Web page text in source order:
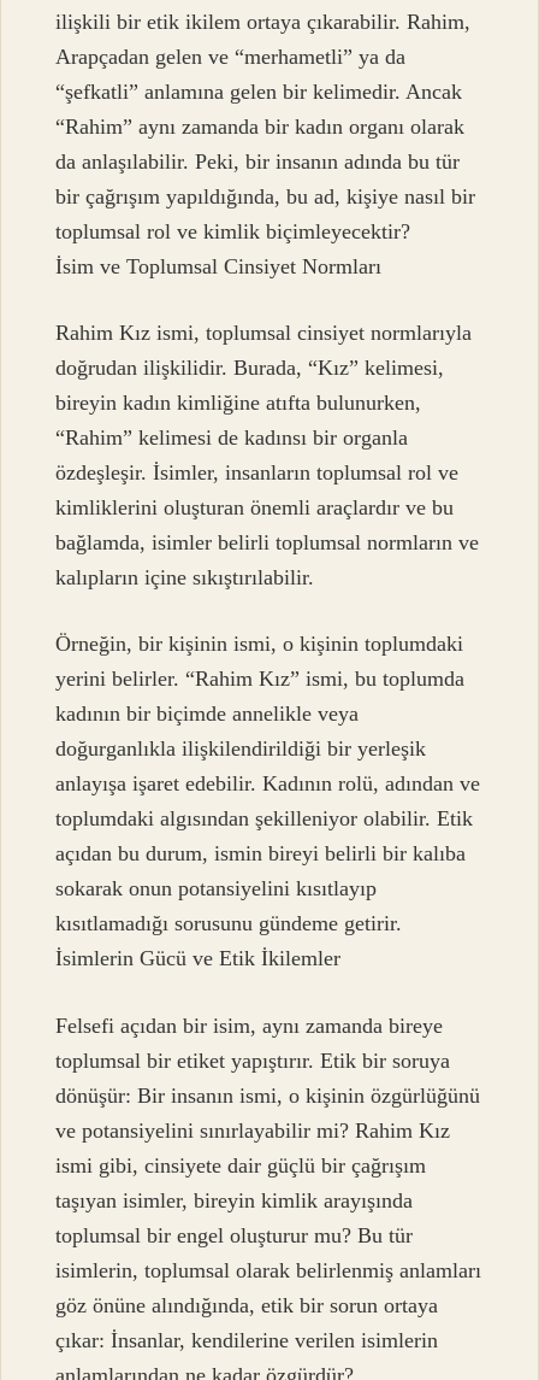
ilişkili bir etik ikilem ortaya çıkarabilir. Rahim,
Arapçadan gelen ve “merhametli” ya da
“şefkatli” anlamına gelen bir kelimedir. Ancak
“Rahim” aynı zamanda bir kadın organı olarak
da anlaşılabilir. Peki, bir insanın adında bu tür
bir çağrışım yapıldığında, bu ad, kişiye nasıl bir
toplumsal rol ve kimlik biçimleyecektir?
İsim ve Toplumsal Cinsiyet Normları
Rahim Kız ismi, toplumsal cinsiyet normlarıyla
doğrudan ilişkilidir. Burada, “Kız” kelimesi,
bireyin kadın kimliğine atıfta bulunurken,
“Rahim” kelimesi de kadınsı bir organla
özdeşleşir. İsimler, insanların toplumsal rol ve
kimliklerini oluşturan önemli araçlardır ve bu
bağlamda, isimler belirli toplumsal normların ve
kalıpların içine sıkıştırılabilir.
Örneğin, bir kişinin ismi, o kişinin toplumdaki
yerini belirler. “Rahim Kız” ismi, bu toplumda
kadının bir biçimde annelikle veya
doğurganlıkla ilişkilendirildiği bir yerleşik
anlayışa işaret edebilir. Kadının rolü, adından ve
toplumdaki algısından şekilleniyor olabilir. Etik
açıdan bu durum, ismin bireyi belirli bir kalıba
sokarak onun potansiyelini kısıtlayıp
kısıtlamadığı sorusunu gündeme getirir.
İsimlerin Gücü ve Etik İkilemler
Felsefi açıdan bir isim, aynı zamanda bireye
toplumsal bir etiket yapıştırır. Etik bir soruya
dönüşür: Bir insanın ismi, o kişinin özgürlüğünü
ve potansiyelini sınırlayabilir mi? Rahim Kız
ismi gibi, cinsiyete dair güçlü bir çağrışım
taşıyan isimler, bireyin kimlik arayışında
toplumsal bir engel oluşturur mu? Bu tür
isimlerin, toplumsal olarak belirlenmiş anlamları
göz önüne alındığında, etik bir sorun ortaya
çıkar: İnsanlar, kendilerine verilen isimlerin
anlamlarından ne kadar özgürdür?